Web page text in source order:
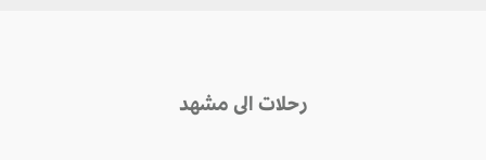
رحلات الى مشهد